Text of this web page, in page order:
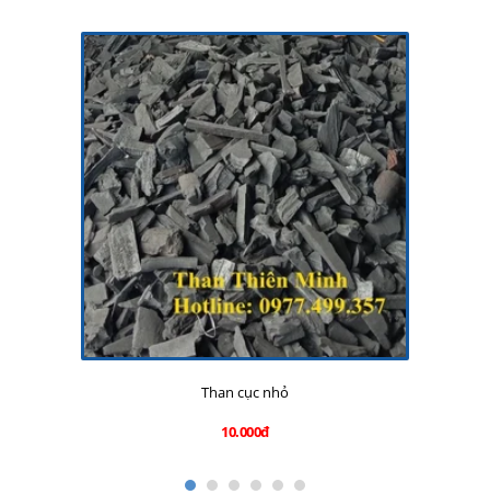
Than cục nhỏ
10.000đ